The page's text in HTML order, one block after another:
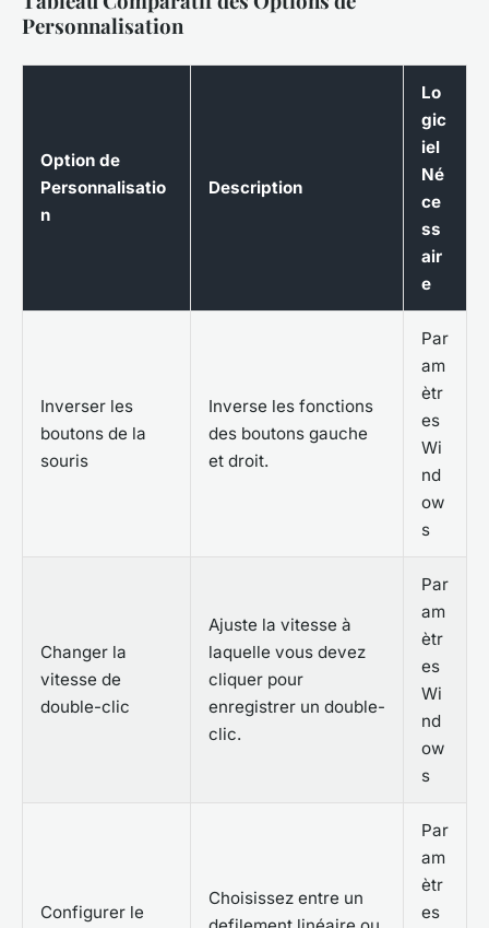
Personnalisation
Option de
Personnalisatio
n
Description
Lo
gic
iel
Né
ce
ss
air
e
Inverser les
boutons de la
souris
Inverse les fonctions
des boutons gauche
et droit.
Par
am
ètr
es
Wi
nd
ow
s
Changer la
vitesse de
double-clic
Ajuste la vitesse à
laquelle vous devez
cliquer pour
enregistrer un double-
clic.
Par
am
ètr
es
Wi
nd
ow
s
Configurer le
Choisissez entre un
Par
am
ètr
es